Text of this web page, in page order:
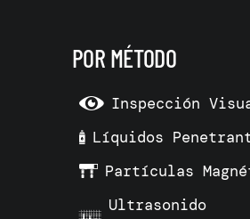
POR MÉTODO
Inspección
Líquidos
Partículas
Ultrasonido